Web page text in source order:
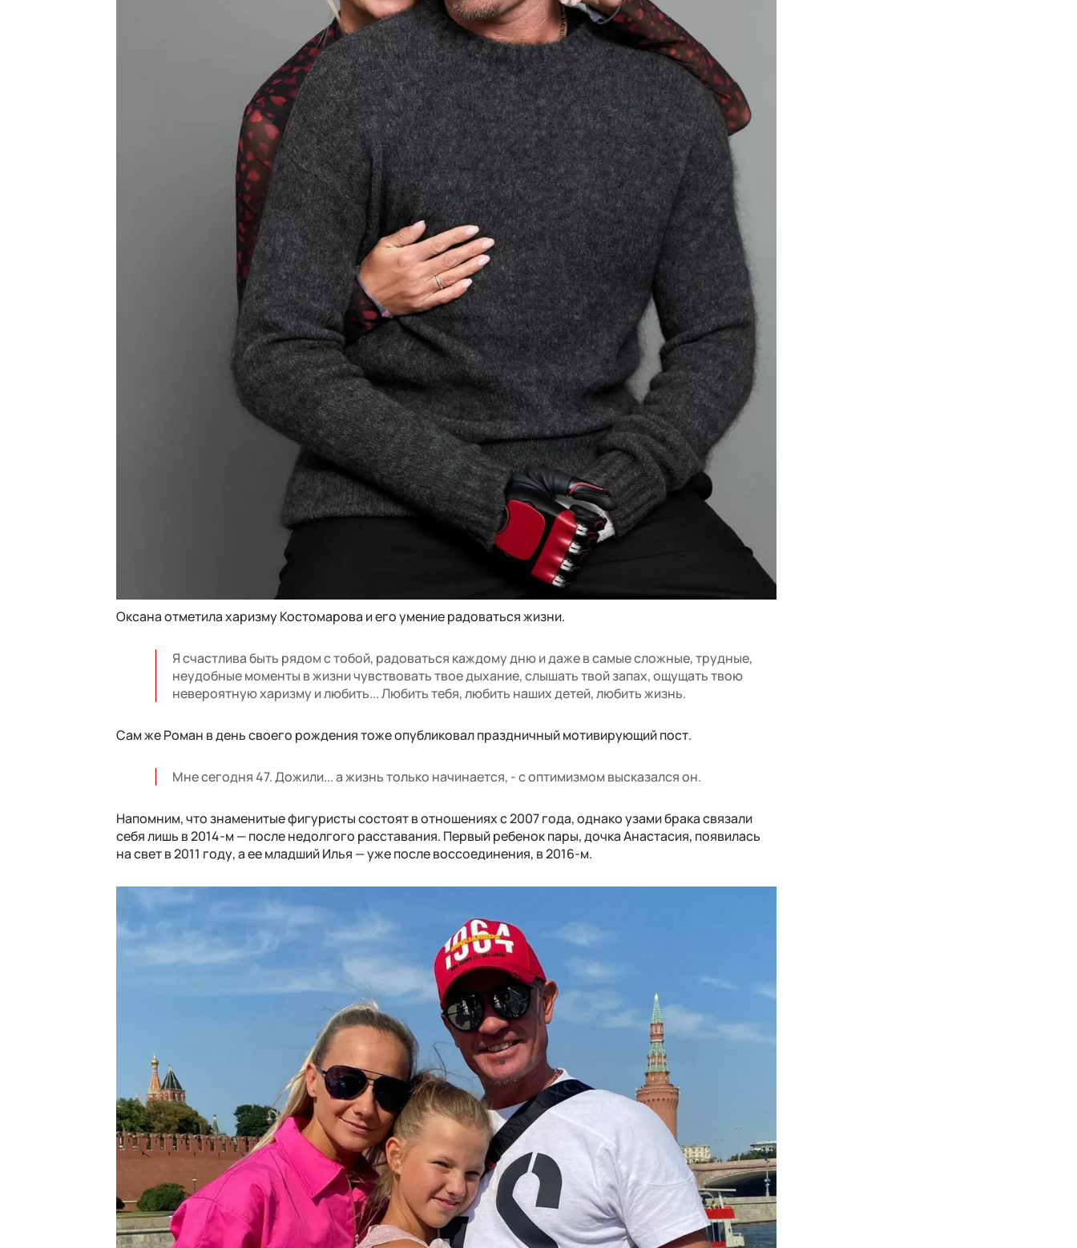
Оксана отметила харизму Костомарова и его умение радоваться жизни.
Я счастлива быть рядом с тобой, радоваться каждому дню и даже в самые сложные, трудные,
неудобные моменты в жизни чувствовать твое дыхание, слышать твой запах, ощущать твою
невероятную харизму и любить... Любить тебя, любить наших детей, любить жизнь.
Сам же Роман в день своего рождения тоже опубликовал праздничный мотивирующий пост.
Мне сегодня 47. Дожили... а жизнь только начинается, - с оптимизмом высказался он.
Напомним, что знаменитые фигуристы состоят в отношениях с 2007 года, однако узами брака связали
себя лишь в 2014-м — после недолгого расставания. Первый ребенок пары, дочка Анастасия, появилась
на свет в 2011 году, а ее младший Илья — уже после воссоединения, в 2016-м.